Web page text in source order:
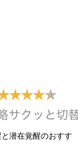
と潜在覚醒のおすす